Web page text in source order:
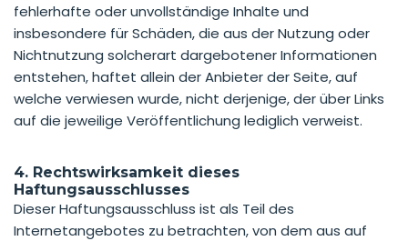
fehlerhafte oder unvollständige Inhalte und
insbesondere für Schäden, die aus der Nutzung oder
Nichtnutzung solcherart dargebotener Informationen
entstehen, haftet allein der Anbieter der Seite, auf
welche verwiesen wurde, nicht derjenige, der über Links
auf die jeweilige Veröffentlichung lediglich verweist.
4. Rechtswirksamkeit dieses
Haftungsausschlusses
Dieser Haftungsausschluss ist als Teil des
Internetangebotes zu betrachten, von dem aus auf